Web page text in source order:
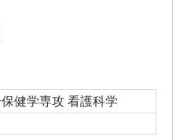
健学専攻 看護科学